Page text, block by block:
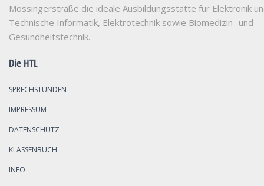
Mössingerstraße die ideale Ausbildungsstätte für Elektronik
Technische Informatik, Elektrotechnik sowie Biomedizin- und
Gesundheitstechnik.
Die HTL
SPRECHSTUNDEN
IMPRESSUM
DATENSCHUTZ
KLASSENBUCH
INFO